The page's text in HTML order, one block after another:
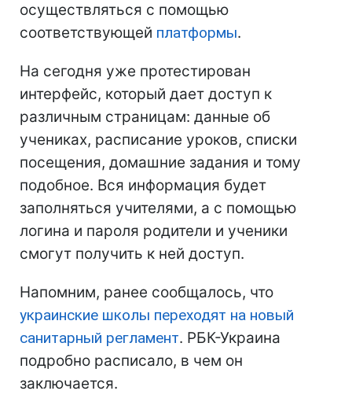
осуществляться с помощью
соответствующей платформы.
На сегодня уже протестирован
интерфейс, который дает доступ к
различным страницам: данные об
учениках, расписание уроков, списки
посещения, домашние задания и тому
подобное. Вся информация будет
заполняться учителями, а с помощью
логина и пароля родители и ученики
смогут получить к ней доступ.
Напомним, ранее сообщалось, что
украинские школы переходят на новый
санитарный регламент. РБК-Украина
подробно расписало, в чем он
заключается.